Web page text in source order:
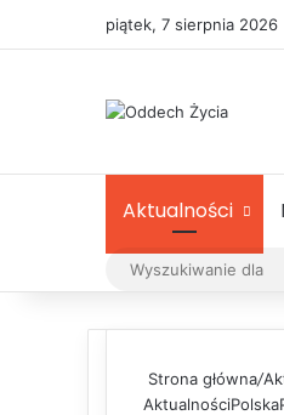
piątek, 7 sierpnia 2026
Aktualności
Strona główna/
AktualnościPolska